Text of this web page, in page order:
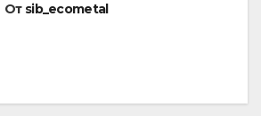
От sib_ecometal